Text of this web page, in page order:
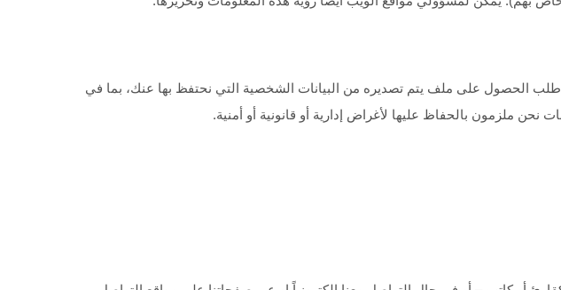
طلب الحصول على ملف يتم تصديره من البيانات الشخصية التي نحتفظ بها عنك، بما في
ملزمون بالحفاظ عليها لأغراض إدارية أو قانونية أو أمنية.